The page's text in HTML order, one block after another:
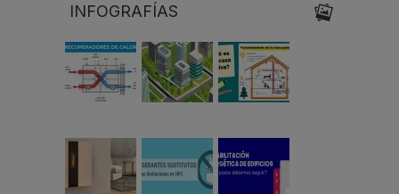
INFOGRAFÍAS